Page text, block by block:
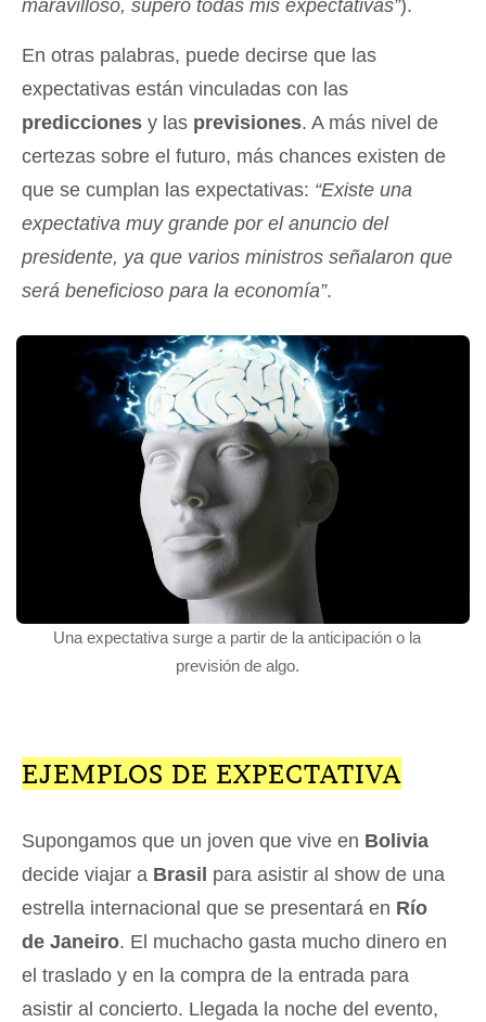
maravilloso, superó todas mis expectativas”).
En otras palabras, puede decirse que las
expectativas están vinculadas con las
predicciones y las previsiones. A más nivel de
certezas sobre el futuro, más chances existen de
que se cumplan las expectativas: “Existe una
expectativa muy grande por el anuncio del
presidente, ya que varios ministros señalaron que
será beneficioso para la economía”.
Una expectativa surge a partir de la anticipación o la
previsión de algo.
EJEMPLOS DE EXPECTATIVA
Supongamos que un joven que vive en Bolivia
decide viajar a Brasil para asistir al show de una
estrella internacional que se presentará en Río
de Janeiro. El muchacho gasta mucho dinero en
el traslado y en la compra de la entrada para
asistir al concierto. Llegada la noche del evento,